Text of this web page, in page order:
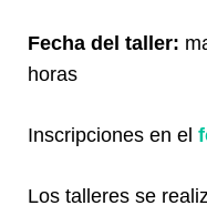
Fecha del taller:
horas
Inscripciones en el
Los talleres se